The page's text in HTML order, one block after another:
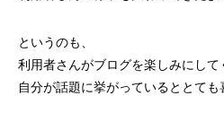
というのも、
利用者さんがブログを楽しみにして
自分が話題に挙がっているととて